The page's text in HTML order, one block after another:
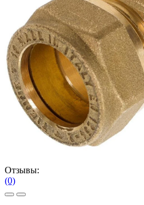
Отзывы:
(0)